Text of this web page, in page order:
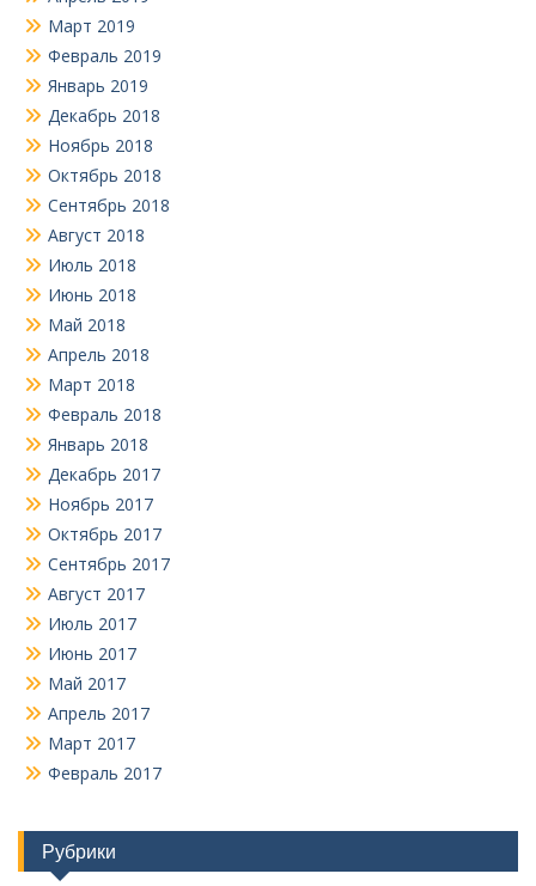
Март 2019
Февраль 2019
Январь 2019
Декабрь 2018
Ноябрь 2018
Октябрь 2018
Сентябрь 2018
Август 2018
Июль 2018
Июнь 2018
Май 2018
Апрель 2018
Март 2018
Февраль 2018
Январь 2018
Декабрь 2017
Ноябрь 2017
Октябрь 2017
Сентябрь 2017
Август 2017
Июль 2017
Июнь 2017
Май 2017
Апрель 2017
Март 2017
Февраль 2017
Рубрики